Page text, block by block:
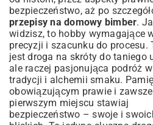
bezpieczeństwo, aż po
przepisy na domowy bimber.
widzisz, to hobby wymagające
precyzji i szacunku do procesu.
jest droga na skróty do taniego
ale raczej pasjonująca podróż w
tradycji i alchemii smaku.
obowiązującym prawie i
pierwszym miejscu stawiaj
bezpieczeństwo – swoje i